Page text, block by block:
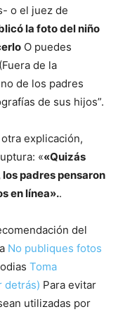
o el juez de
la foto del niño
O puedes
(Fuera de la
de los padres
de sus hijos”.
explicación,
««Quizás
padres pensaron
en línea»..
del
No publiques fotos
Toma
detrás) Para evitar
utilizadas por